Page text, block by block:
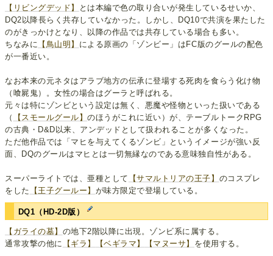
【リビングデッド】
とは本編で色の取り合いが発生しているせいか、
DQ2以降長らく共存していなかった。しかし、DQ10で共演を果たした
のがきっかけとなり、以降の作品では共存している場合も多い。
ちなみに
【鳥山明】 による原画の「ゾンビー」はFC版のグールの配色
が一番近い。
なお本来の元ネタはアラブ地方の伝承に登場する死肉を食らう化け物
（喰屍鬼）。女性の場合はグーラと呼ばれる。
元々は特にゾンビという設定は無く、悪魔や怪物といった扱いである
（
【スモールグール】のほうがこれに近い）が、テーブルトークRPG
の古典・D&D以来、アンデッドとして扱われることが多くなった。
ただ他作品では「マヒを与えてくるゾンビ」というイメージが強い反
面、DQのグールはマヒとは一切無縁なのである意味独自性がある。
スーパーライトでは、亜種として 【サマルトリアの王子】 のコスプレ
をした
【王子グールー】 が味方限定で登場している。
DQ1（HD-2D版）
【ガライの墓】 の地下2階以降に出現。ゾンビ系に属する。
通常攻撃の他に
【ギラ】 【ベギラマ】 【マヌーサ】 を使用する。